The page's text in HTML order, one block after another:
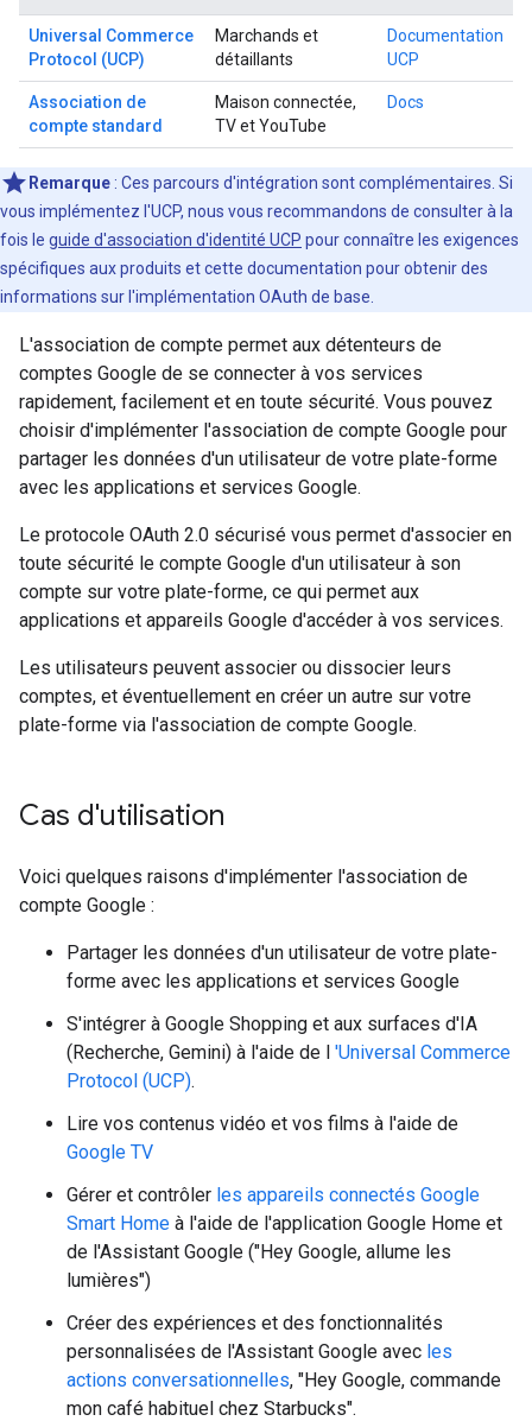
Universal Commerce
Protocol (UCP)
Marchands et
détaillants
Documentation
UCP
Association de
compte standard
Maison connectée,
TV et YouTube
Docs
Remarque : Ces parcours d'intégration sont complémentaires. Si
vous implémentez l'UCP, nous vous recommandons de consulter à la
fois le guide d'association d'identité UCP pour connaître les exigences
spécifiques aux produits et cette documentation pour obtenir des
informations sur l'implémentation OAuth de base.
L'association de compte permet aux détenteurs de
comptes Google de se connecter à vos services
rapidement, facilement et en toute sécurité. Vous pouvez
choisir d'implémenter l'association de compte Google pour
partager les données d'un utilisateur de votre plate-forme
avec les applications et services Google.
Le protocole OAuth 2.0 sécurisé vous permet d'associer en
toute sécurité le compte Google d'un utilisateur à son
compte sur votre plate-forme, ce qui permet aux
applications et appareils Google d'accéder à vos services.
Les utilisateurs peuvent associer ou dissocier leurs
comptes, et éventuellement en créer un autre sur votre
plate-forme via l'association de compte Google.
Cas d'utilisation
Voici quelques raisons d'implémenter l'association de
compte Google :
Partager les données d'un utilisateur de votre plate-
forme avec les applications et services Google
S'intégrer à Google Shopping et aux surfaces d'IA
(Recherche, Gemini) à l'aide de l 'Universal Commerce
Protocol (UCP).
Lire vos contenus vidéo et vos films à l'aide de
Google TV
Gérer et contrôler les appareils connectés Google
Smart Home à l'aide de l'application Google Home et
de l'Assistant Google ("Hey Google, allume les
lumières")
Créer des expériences et des fonctionnalités
personnalisées de l'Assistant Google avec les
actions conversationnelles, "Hey Google, commande
mon café habituel chez Starbucks".